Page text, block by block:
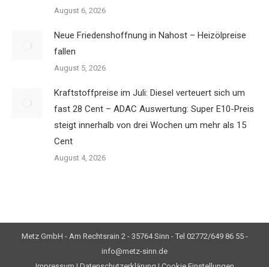
August 6, 2026
Neue Friedenshoffnung in Nahost – Heizölpreise
fallen
August 5, 2026
Kraftstoffpreise im Juli: Diesel verteuert sich um
fast 28 Cent – ADAC Auswertung: Super E10-Preis
steigt innerhalb von drei Wochen um mehr als 15
Cent
August 4, 2026
Metz GmbH - Am Rechtsrain 2 - 35764 Sinn - Tel 02772/649 86 55 -
info@metz-sinn.de